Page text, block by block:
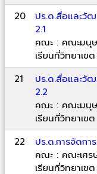
20
ปร.ด.สื่อและวั
2.1
คณะ : คณะมนุ
เรียนที่วิทยาเข
21
ปร.ด.สื่อและวั
2.2
คณะ : คณะมนุ
เรียนที่วิทยาเข
22
ปร.ด.การจัดก
คณะ : คณะเศร
เรียนที่วิทยาเข